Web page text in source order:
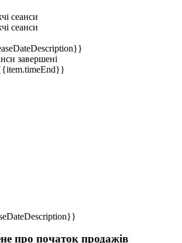
сеанси
сеанси
завершені
про початок продажів